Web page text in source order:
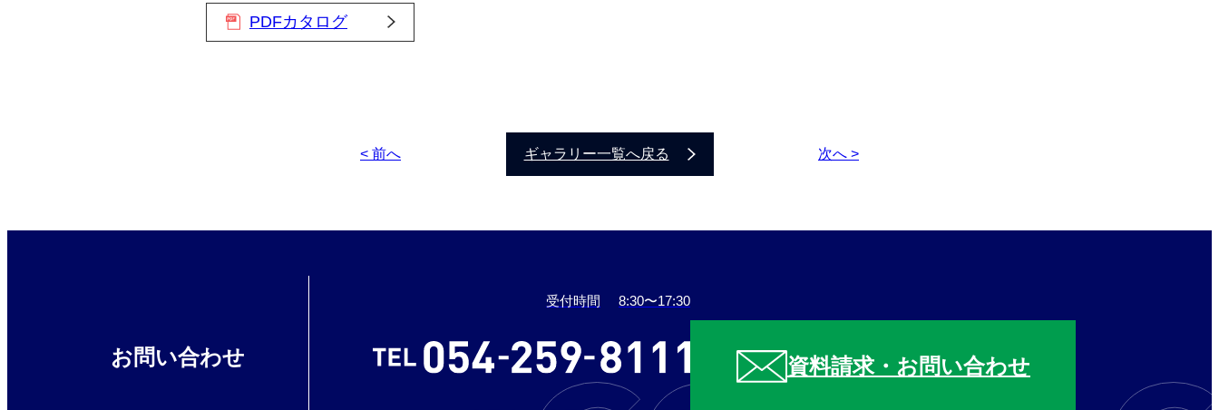
PDFカタログ
< 前へ ギャラリー一覧へ戻る 次へ >
お問い合わせ
受付時間 8:30〜17:30
資料請求・お問い合わせ